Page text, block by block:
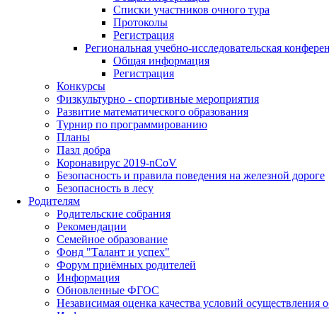
Списки участников очного тура
Протоколы
Регистрация
Региональная учебно-исследовательская
Общая информация
Регистрация
Конкурсы
Физкультурно - спортивные мероприятия
Развитие математического образования
Турнир по программированию
Планы
Пазл добра
Коронавирус 2019-nCoV
Безопасность и правила поведения на железной дороге
Безопасность в лесу
Родителям
Родительские собрания
Рекомендации
Семейное образование
Фонд "Талант и успех"
Форум приёмных родителей
Информация
Обновленные ФГОС
Независимая оценка качества условий осуществления